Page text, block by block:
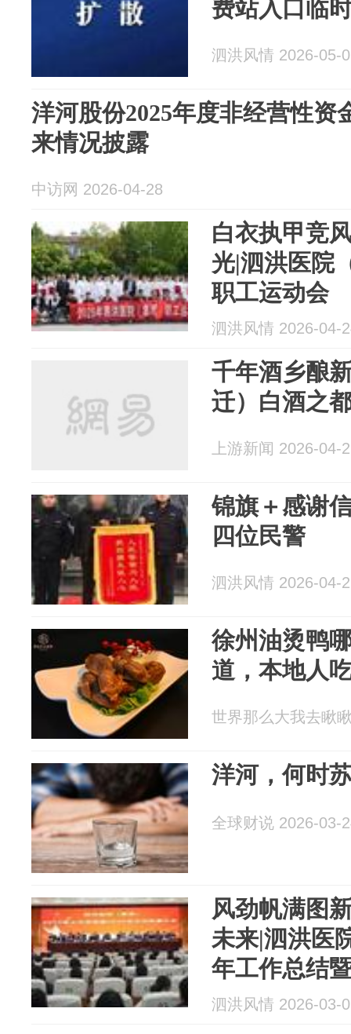
费站入口临
泗洪风情 2026-05-
洋河股份2025年度非经营性资
来情况披露
中访网 2026-04-28
白衣执甲竞
光|泗洪医院
职工运动会
泗洪风情 2026-04-
千年酒乡酿
迁）白酒之
上游新闻 2026-04-
锦旗＋感谢
四位民警
泗洪风情 2026-04-
徐州油烫鸭
道，本地人
世界那么大我去瞅
洋河，何时
全球财说 2026-03-
风劲帆满图
未来|泗洪医
年工作总结
会
泗洪风情 2026-03-